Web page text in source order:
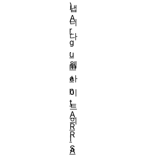
냅
니
다
.
웹
사
이
트
의
R
S
)
A
r
g
u
m
e
n
t
A
R
I
A